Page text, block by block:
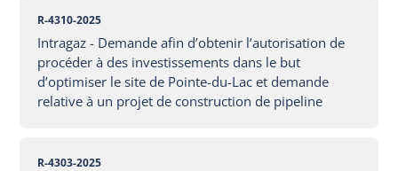
R-4310-2025
Intragaz - Demande afin d’obtenir l’autorisation de
procéder à des investissements dans le but
d’optimiser le site de Pointe-du-Lac et demande
relative à un projet de construction de pipeline
R-4303-2025